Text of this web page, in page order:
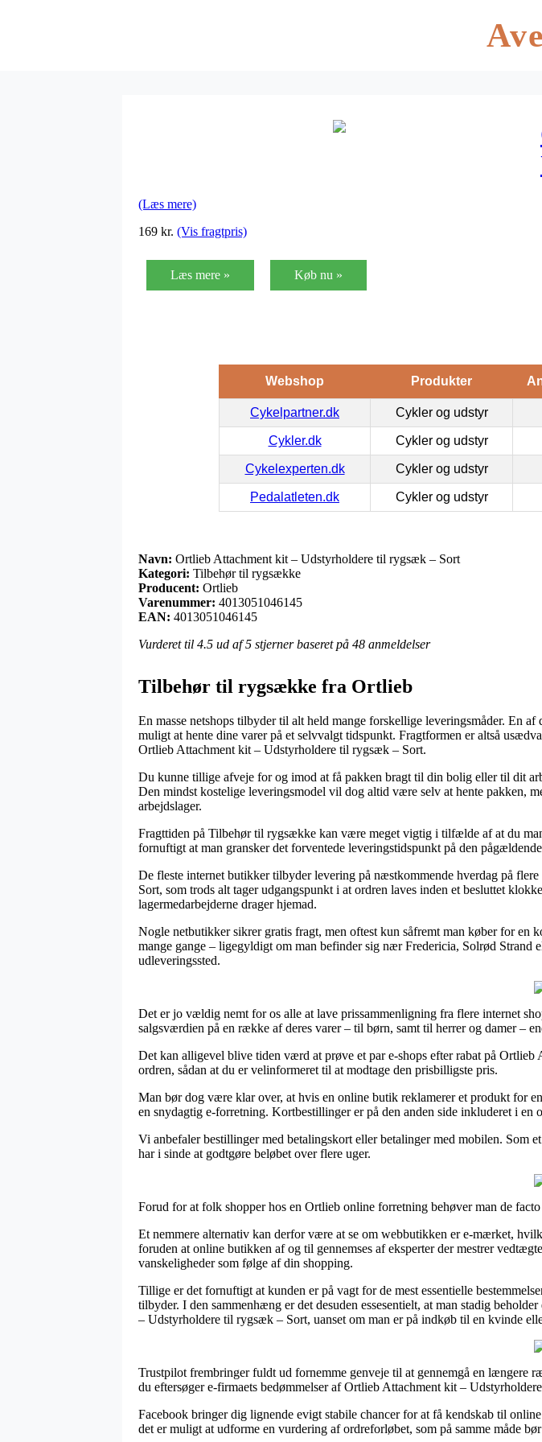
(Læs mere)
169 kr. (Vis fragtpris)
Læs mere » Køb nu »
Webshop Produkter
Cykelpartner.dk Cykler og udstyr
Cykler.dk Cykler og udstyr
Cykelexperten.dk Cykler og udstyr
Pedalatleten.dk Cykler og udstyr
Navn: Ortlieb Attachment kit – Udstyrholdere til rygsæk – Sort
Kategori: Tilbehør til rygsække
Producent: Ortlieb
Varenummer: 4013051046145
EAN: 4013051046145
Vurderet til 4.5 ud af 5 stjerner baseret på 48 anmeldelser
Tilbehør til rygsække fra Ortlieb
En masse netshops tilbyder til alt held mange forskellige leveringsmåder. En
muligt at hente dine varer på et selvvalgt tidspunkt. Fragtformen er altså
Ortlieb Attachment kit – Udstyrholdere til rygsæk – Sort.
Du kunne tillige afveje for og imod at få pakken bragt til din bolig eller til dit
Den mindst kostelige leveringsmodel vil dog altid være selv at hente pakken,
arbejdslager.
Fragttiden på Tilbehør til rygsække kan være meget vigtig i tilfælde af at du
fornuftigt at man gransker det forventede leveringstidspunkt på den
De fleste internet butikker tilbyder levering på næstkommende hverdag på
Sort, som trods alt tager udgangspunkt i at ordren laves inden et besluttet
lagermedarbejderne drager hjemad.
Nogle netbutikker sikrer gratis fragt, men oftest kun såfremt man køber for
mange gange – ligegyldigt om man befinder sig nær Fredericia, Solrød
udleveringssted.
Det er jo vældig nemt for os alle at lave prissammenligning fra flere internet
salgsværdien på en række af deres varer – til børn, samt til herrer og damer –
Det kan alligevel blive tiden værd at prøve et par e-shops efter rabat på
ordren, sådan at du er velinformeret til at modtage den prisbilligste pris.
Man bør dog være klar over, at hvis en online butik reklamerer et produkt for
en snydagtig e-forretning. Kortbestillinger er på den anden side inkluderet i
Vi anbefaler bestillinger med betalingskort eller betalinger med mobilen. Som
har i sinde at godtgøre beløbet over flere uger.
Forud for at folk shopper hos en Ortlieb online forretning behøver man de
Et nemmere alternativ kan derfor være at se om webbutikken er e-mærket,
foruden at online butikken af og til gennemses af eksperter der mestrer
vanskeligheder som følge af din shopping.
Tillige er det fornuftigt at kunden er på vagt for de mest essentielle
tilbyder. I den sammenhæng er det desuden essesentielt, at man stadig
– Udstyrholdere til rygsæk – Sort, uanset om man er på indkøb til en kvinde
Trustpilot frembringer fuldt ud fornemme genveje til at gennemgå en længere
du eftersøger e-firmaets bedømmelser af Ortlieb Attachment kit –
Facebook bringer dig lignende evigt stabile chancer for at få kendskab til
det er muligt at udforme en vurdering af ordreforløbet, som på samme måde